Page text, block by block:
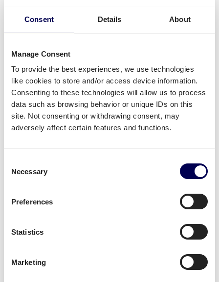
Consent Details About
Manage Consent
To provide the best experiences, we use technologies
like cookies to store and/or access device information.
Consenting to these technologies will allow us to process
data such as browsing behavior or unique IDs on this
site. Not consenting or withdrawing consent, may
adversely affect certain features and functions.
Selection
Necessary
Preferences
Statistics
Marketing
Welke vervoersdiensten kan jij
gebruiken voor de route Nederland-
Polen?
Beschikbare vervoersdiensten voor jou
Heb je goederen die je wil laten vervoeren van
Nederland naar Polen? Dan kan je gebruik maken
vanuit Nederland naar
Polen.
Polen
enFTL.
versturen.
Je kan gebruik maken van
transport naar Amazon